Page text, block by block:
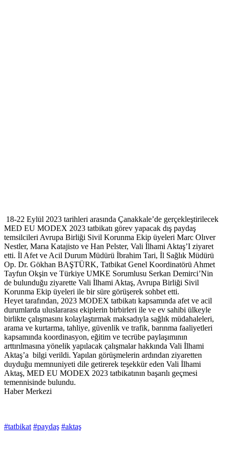
18-22 Eylül 2023 tarihleri arasında Çanakkale’de gerçekleştirilecek
MED EU MODEX 2023 tatbikatı görev yapacak dış paydaş
temsilcileri Avrupa Birliği Sivil Korunma Ekip üyeleri Marc Olıver
Nestler, Marıa Katajisto ve Han Pelster, Vali İlhami Aktaş’I ziyaret
etti. İl Afet ve Acil Durum Müdürü İbrahim Tari, İl Sağlık Müdürü
Op. Dr. Gökhan BAŞTÜRK, Tatbikat Genel Koordinatörü Ahmet
Tayfun Okşin ve Türkiye UMKE Sorumlusu Serkan Demirci’Nin
de bulunduğu ziyarette Vali İlhami Aktaş, Avrupa Birliği Sivil
Korunma Ekip üyeleri ile bir süre görüşerek sohbet etti.
Heyet tarafından, 2023 MODEX tatbikatı kapsamında afet ve acil
durumlarda uluslararası ekiplerin birbirleri ile ve ev sahibi ülkeyle
birlikte çalışmasını kolaylaştırmak maksadıyla sağlık müdahaleleri,
arama ve kurtarma, tahliye, güvenlik ve trafik, barınma faaliyetleri
kapsamında koordinasyon, eğitim ve tecrübe paylaşımının
arttırılmasına yönelik yapılacak çalışmalar hakkında Vali İlhami
Aktaş’a bilgi verildi. Yapılan görüşmelerin ardından ziyaretten
duyduğu memnuniyeti dile getirerek teşekkür eden Vali İlhami
Aktaş, MED EU MODEX 2023 tatbikatının başarılı geçmesi
temennisinde bulundu.
Haber Merkezi
#tatbikat #paydaş #aktaş